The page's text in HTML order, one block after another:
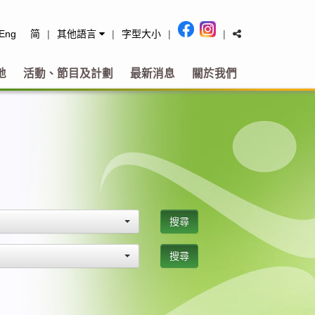
简 | 其他語言 | 字型大小 | |
活動、節目及計劃 最新消息 關於我們
搜尋
搜尋